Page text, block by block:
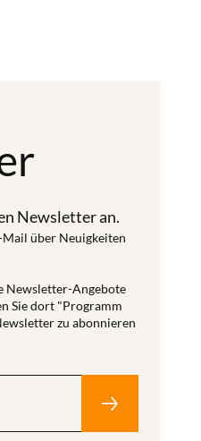
Newsletter an.
über Neuigkeiten
Newsletter-Angebote
Sie dort "Programm
zu abonnieren